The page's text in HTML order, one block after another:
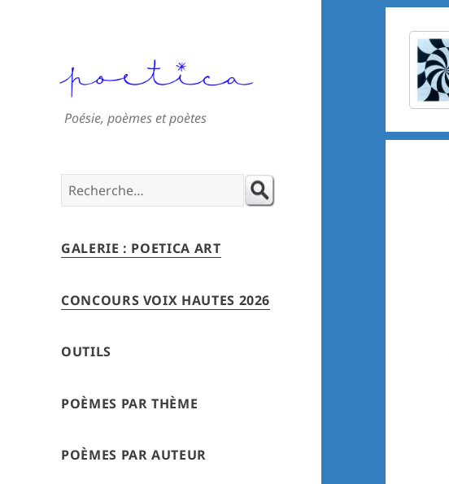
Poésie, poèmes et poètes
Search
for:
GALERIE : POETICA ART
CONCOURS VOIX HAUTES 2026
OUTILS
POÈMES PAR THÈME
POÈMES PAR AUTEUR